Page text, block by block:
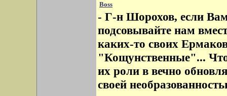
Boss
- Г-н Шорохов, если Вам
подсовывайте нам
каких-то своих
"Кощунственные"...
их роли в вечно
своей